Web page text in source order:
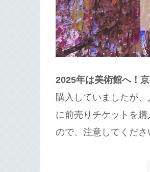
2025年は美術館へ！
購入していましたが
に前売りチケットを
ので、注意してくださ